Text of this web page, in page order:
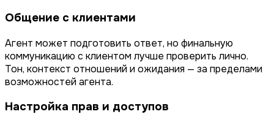
Общение с клиентами
Агент может подготовить ответ, но финальную
коммуникацию с клиентом лучше проверить лично.
Тон, контекст отношений и ожидания — за пределами
возможностей агента.
Настройка прав и доступов